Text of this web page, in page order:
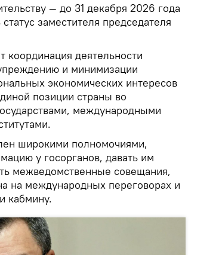
— до 31 декабря 2026 года
заместителя председателя
координация деятельности
и минимизации
экономических интересов
позиции страны во
международными
широкими полномочиями,
у госорганов, давать им
межведомственные совещания,
на международных переговорах и
кабмину.